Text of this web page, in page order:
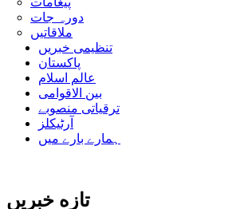
دورہ جات
ملاقاتیں
تنظیمی خبریں
پاکستان
عالم اسلام
بین الاقوامی
ترقیاتی منصوبے
آرٹیکلز
ہمارے بارے میں
تازه خبریں